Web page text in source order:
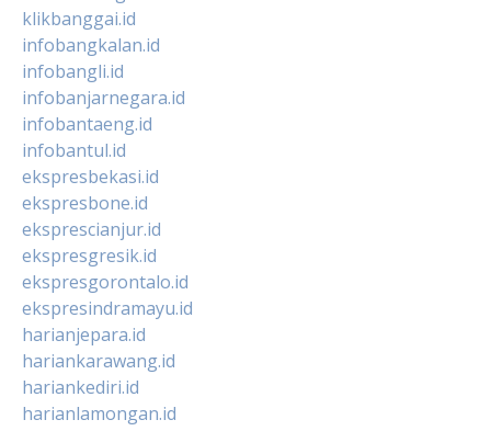
klikbanggai.id
infobangkalan.id
infobangli.id
infobanjarnegara.id
infobantaeng.id
infobantul.id
ekspresbekasi.id
ekspresbone.id
eksprescianjur.id
ekspresgresik.id
ekspresgorontalo.id
ekspresindramayu.id
harianjepara.id
hariankarawang.id
hariankediri.id
harianlamongan.id